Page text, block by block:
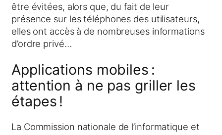
être évitées, alors que, du fait de leur
présence sur les téléphones des utilisateurs,
elles ont accès à de nombreuses informations
d’ordre privé…
Applications mobiles :
attention à ne pas griller les
étapes !
La Commission nationale de l’informatique et